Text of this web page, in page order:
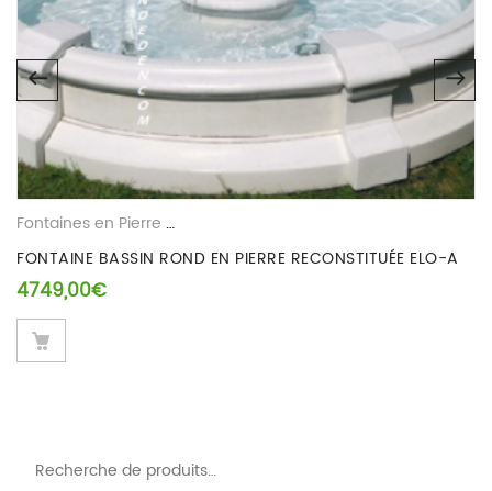
Fontaines en Pierre Reconstituee
FONTAINE BASSIN ROND EN PIERRE RECONSTITUÉE ELO-A
4749,00€